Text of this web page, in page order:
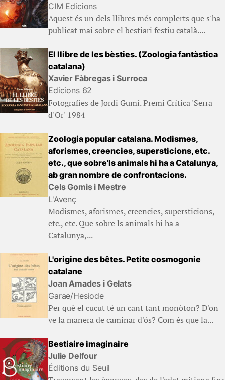
CIM Edicions
Aquest és un dels llibres més complerts que s'ha
publicat mai sobre el bestiari festiu català....
El llibre de les bèsties. (Zoologia fantàstica
catalana)
Xavier Fàbregas i Surroca
Edicions 62
Fotografies de Jordi Gumí. Premi Crítica 'Serra
d'Or' 1984
Zoologia popular catalana. Modismes,
aforismes, creencies, supersticions, etc.
etc., que sobre'ls animals hi ha a Catalunya,
ab gran nombre de confrontacions.
Cels Gomis i Mestre
L'Avenç
Modismes, aforismes, creencies, supersticions,
etc., etc. Que sobre ls animals hi ha a
Catalunya,...
L'origine des bêtes. Petite cosmogonie
catalane
Joan Amades i Gelats
Garae/Hesiode
Per què el cucut té un cant tant monòton? D'on
ve la manera de caminar d'ós? Com és que la...
Bestiaire imaginaire
Julie Delfour
Éditions du Seuil